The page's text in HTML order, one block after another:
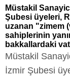
Müstakil
Şubesi üyeleri,
uzanan "zimem
sahiplerinin
bakkallardaki
Müstakil
İzmir Şubesi